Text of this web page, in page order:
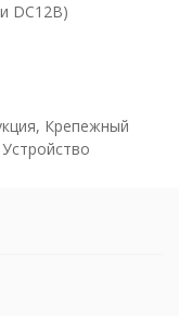
DC12В)
Крепежный